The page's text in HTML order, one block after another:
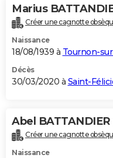
Marius
Créer une cagnotte
Naissance
18/08/1939 à Tournon-
Décès
30/03/2020 à Saint-
Abel BATTANDIER
Créer une cagnotte
Naissance